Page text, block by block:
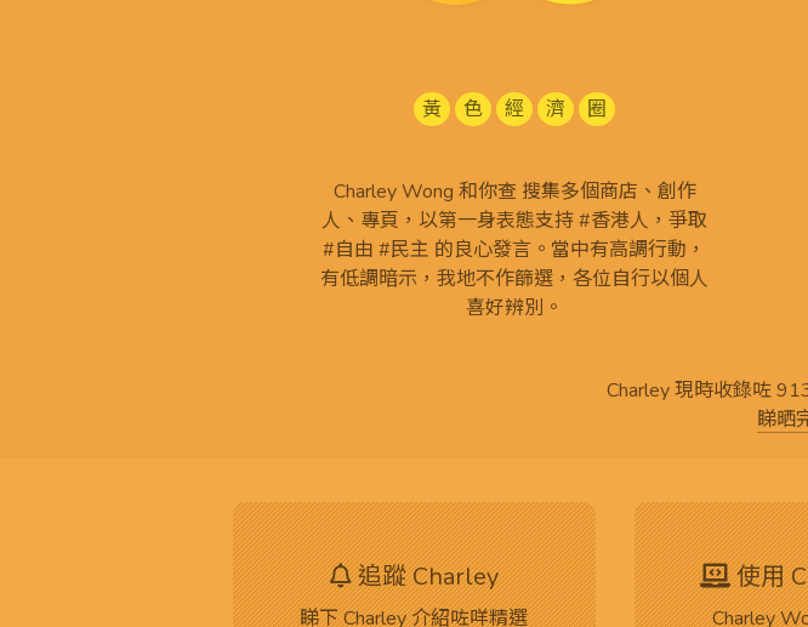
黃 色 經 濟 圈
Charley Wong 和你查 搜集多個商店、創作
人、專頁，以第一身表態支持 #香港人，爭取
#自由 #民主 的良心發言。當中有高調行動，
有低調暗示，我地不作篩選，各位自行以個人
喜好辨別。
Charley 現時收錄咗
睇晒
追蹤 Charley
睇下 Charley 介紹咗咩精選
使用
Charley